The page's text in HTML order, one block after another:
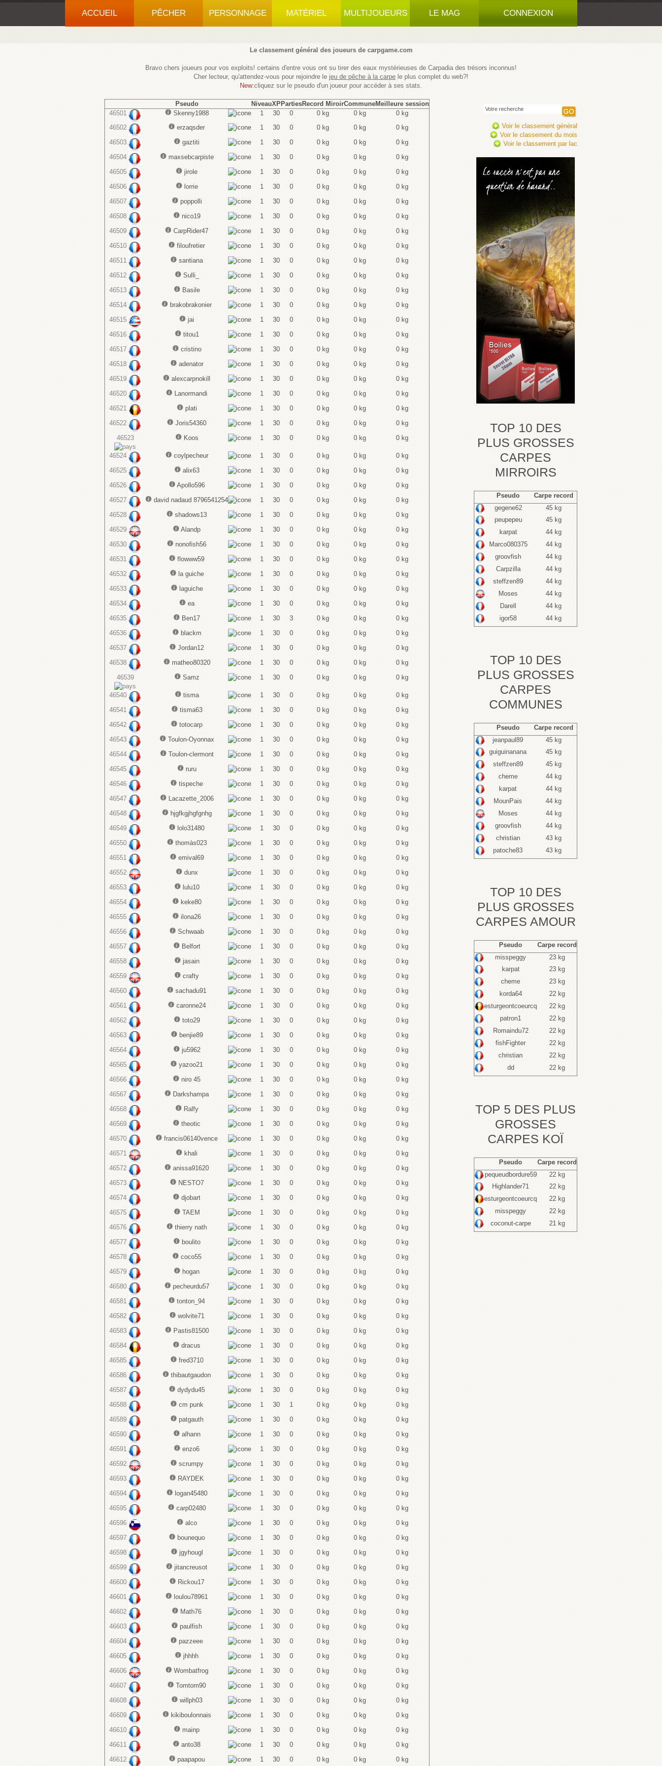
ACCUEIL PÊCHER PERSONNAGE MATÉRIEL MULTIJOUEURS LE MAG CONNEXION
Le classement général des joueurs de carpgame.com
Bravo chers joueurs pour vos exploits! certains d'entre vous ont su tirer des eaux mystérieuses de Carpadia des trésors inconnus!
Cher lecteur, qu'attendez-vous pour rejoindre lejeu de pêche à la carpele plus complet du web?!
New:cliquez sur le pseudo d'un joueur pour accéder à ses stats.
Pseudo NiveauXPPartiesRecord MiroirCommuneMeilleure session
46501
Skenny1988 1 30 0 0 kg 0 kg
0 kg
46502
erzaqsder 1 30 0 0 kg 0 kg
0 kg
46503
gaztiti 1 30 0 0 kg 0 kg
0 kg
46504
maxsebcarpiste 1 30 0 0 kg 0 kg
0 kg
46505
jirole 1 30 0 0 kg 0 kg
0 kg
46506
lorrie 1 30 0 0 kg 0 kg
0 kg
46507
poppolli 1 30 0 0 kg 0 kg
0 kg
46508
nico19 1 30 0 0 kg 0 kg
0 kg
46509
CarpRider47 1 30 0 0 kg 0 kg
0 kg
46510
filoufretier 1 30 0 0 kg 0 kg
0 kg
46511
santiana 1 30 0 0 kg 0 kg
0 kg
46512
Sulli_ 1 30 0 0 kg 0 kg
0 kg
46513
Basile 1 30 0 0 kg 0 kg
0 kg
46514
brakobrakonier 1 30 0 0 kg 0 kg
0 kg
46515
jai 1 30 0 0 kg 0 kg
0 kg
46516
titou1 1 30 0 0 kg 0 kg
0 kg
46517
cristino 1 30 0 0 kg 0 kg
0 kg
46518
adenator 1 30 0 0 kg 0 kg
0 kg
46519
alexcarpnokill 1 30 0 0 kg 0 kg
0 kg
46520
Lanormandi 1 30 0 0 kg 0 kg
0 kg
46521
plati 1 30 0 0 kg 0 kg
0 kg
46522
Joris54360 1 30 0 0 kg 0 kg
0 kg
46523
Koos 1 30 0 0 kg 0 kg 0 kg
46524 coylpecheur 1 30 0 0 kg 0 kg
0 kg
46525
alix63 1 30 0 0 kg 0 kg
0 kg
46526
Apollo596 1 30 0 0 kg 0 kg
0 kg
46527
david nadaud 8796541254 1 30 0 0 kg 0 kg
0 kg
46528
shadows13 1 30 0 0 kg 0 kg
0 kg
46529
Alandp 1 30 0 0 kg 0 kg
0 kg
46530
nonofish56 1 30 0 0 kg 0 kg
0 kg
46531
flowww59 1 30 0 0 kg 0 kg
0 kg
46532
la guiche 1 30 0 0 kg 0 kg
0 kg
46533
laguiche 1 30 0 0 kg 0 kg
0 kg
46534
ea 1 30 0 0 kg 0 kg
0 kg
46535
Ben17 1 30 3 0 kg 0 kg
0 kg
46536
blackm 1 30 0 0 kg 0 kg
0 kg
46537
Jordan12 1 30 0 0 kg 0 kg
0 kg
46538
matheo80320 1 30 0 0 kg 0 kg
0 kg
46539
Samz 1 30 0 0 kg 0 kg 0 kg
46540 tisma 1 30 0 0 kg 0 kg
0 kg
46541
tisma63 1 30 0 0 kg 0 kg
0 kg
46542
totocarp 1 30 0 0 kg 0 kg
0 kg
46543
Toulon-Oyonnax 1 30 0 0 kg 0 kg
0 kg
46544
Toulon-clermont 1 30 0 0 kg 0 kg
0 kg
46545
ruru 1 30 0 0 kg 0 kg
0 kg
46546
tispeche 1 30 0 0 kg 0 kg
0 kg
46547
Lacazette_2006 1 30 0 0 kg 0 kg
0 kg
46548
hjgfkgjhgfgnhg 1 30 0 0 kg 0 kg
0 kg
46549
lolo31480 1 30 0 0 kg 0 kg
0 kg
46550
thomàs023 1 30 0 0 kg 0 kg
0 kg
46551
emival69 1 30 0 0 kg 0 kg
0 kg
46552
dunx 1 30 0 0 kg 0 kg
0 kg
46553
lulu10 1 30 0 0 kg 0 kg
0 kg
46554
keke80 1 30 0 0 kg 0 kg
0 kg
46555
ilona26 1 30 0 0 kg 0 kg
0 kg
46556
Schwaab 1 30 0 0 kg 0 kg
0 kg
46557
Belfort 1 30 0 0 kg 0 kg
0 kg
46558
jasain 1 30 0 0 kg 0 kg
0 kg
46559
crafty 1 30 0 0 kg 0 kg
0 kg
46560
sachadu91 1 30 0 0 kg 0 kg
0 kg
46561
caronne24 1 30 0 0 kg 0 kg
0 kg
46562
toto29 1 30 0 0 kg 0 kg
0 kg
46563
benjie89 1 30 0 0 kg 0 kg
0 kg
46564
ju5962 1 30 0 0 kg 0 kg
0 kg
46565
yazoo21 1 30 0 0 kg 0 kg
0 kg
46566
niro 45 1 30 0 0 kg 0 kg
0 kg
46567
Darkshampa 1 30 0 0 kg 0 kg
0 kg
46568
Ralfy 1 30 0 0 kg 0 kg
0 kg
46569
theotic 1 30 0 0 kg 0 kg
0 kg
46570
francis06140vence 1 30 0 0 kg 0 kg
0 kg
46571
khali 1 30 0 0 kg 0 kg
0 kg
46572
anissa91620 1 30 0 0 kg 0 kg
0 kg
46573
NESTO7 1 30 0 0 kg 0 kg
0 kg
46574
djobart 1 30 0 0 kg 0 kg
0 kg
46575
TAEM 1 30 0 0 kg 0 kg
0 kg
46576
thierry nath 1 30 0 0 kg 0 kg
0 kg
46577
boulito 1 30 0 0 kg 0 kg
0 kg
46578
coco55 1 30 0 0 kg 0 kg
0 kg
46579
hogan 1 30 0 0 kg 0 kg
0 kg
46580
pecheurdu57 1 30 0 0 kg 0 kg
0 kg
46581
tonton_94 1 30 0 0 kg 0 kg
0 kg
46582
wolvite71 1 30 0 0 kg 0 kg
0 kg
46583
Pastis81500 1 30 0 0 kg 0 kg
0 kg
46584
dracus 1 30 0 0 kg 0 kg
0 kg
46585
fred3710 1 30 0 0 kg 0 kg
0 kg
46586
thibautgaudon 1 30 0 0 kg 0 kg
0 kg
46587
dydydu45 1 30 0 0 kg 0 kg
0 kg
46588
cm punk 1 30 1 0 kg 0 kg
0 kg
46589
patgauth 1 30 0 0 kg 0 kg
0 kg
46590
alhann 1 30 0 0 kg 0 kg
0 kg
46591
enzo6 1 30 0 0 kg 0 kg
0 kg
46592
scrumpy 1 30 0 0 kg 0 kg
0 kg
46593
RAYDEK 1 30 0 0 kg 0 kg
0 kg
46594
logan45480 1 30 0 0 kg 0 kg
0 kg
46595
carp02480 1 30 0 0 kg 0 kg
0 kg
46596
alco 1 30 0 0 kg 0 kg
0 kg
46597
bounequo 1 30 0 0 kg 0 kg
0 kg
46598
jgyhougl 1 30 0 0 kg 0 kg
0 kg
46599
jitancreusot 1 30 0 0 kg 0 kg
0 kg
46600
Rickou17 1 30 0 0 kg 0 kg
0 kg
46601
loulou78961 1 30 0 0 kg 0 kg
0 kg
46602
Math76 1 30 0 0 kg 0 kg
0 kg
46603
paulfish 1 30 0 0 kg 0 kg
0 kg
46604
pazzeee 1 30 0 0 kg 0 kg
0 kg
46605
jhhhh 1 30 0 0 kg 0 kg
0 kg
46606
Wombatfrog 1 30 0 0 kg 0 kg
0 kg
46607
Tomtom90 1 30 0 0 kg 0 kg
0 kg
46608
willph03 1 30 0 0 kg 0 kg
0 kg
46609
kikiboulonnais 1 30 0 0 kg 0 kg
0 kg
46610
mainp 1 30 0 0 kg 0 kg
0 kg
46611
anto38 1 30 0 0 kg 0 kg
0 kg
46612
paapapou 1 30 0 0 kg 0 kg 0 kg
Voir le classement général
Voir le classement du mois
Voir le classement par lac
TOP 10 DES
PLUS GROSSES
CARPES
MIRROIRS
Pseudo
Carpe record
gegene62
45 kg
peupepeu
45 kg
karpat
44 kg
Marco080375
44 kg
groovfish
44 kg
Carpzilla
44 kg
steffzen89
44 kg
Moses
44 kg
Darell
44 kg
igor58
44 kg
TOP 10 DES
PLUS GROSSES
CARPES
COMMUNES
Pseudo
Carpe record
jeanpaul89
45 kg
guiguinanana
45 kg
steffzen89
45 kg
cheme
44 kg
karpat
44 kg
MounPais
44 kg
Moses
44 kg
groovfish
44 kg
christian
43 kg
patoche83
43 kg
TOP 10 DES
PLUS GROSSES
CARPES AMOUR
Pseudo
Carpe record
misspeggy
23 kg
karpat
23 kg
cheme
23 kg
korda64
22 kg
esturgeontcoeurcq
22 kg
patron1
22 kg
Romaindu72
22 kg
fishFighter
22 kg
christian
22 kg
dd
22 kg
TOP 5 DES PLUS
GROSSES
CARPES KOÏ
Pseudo
Carpe record
pequeudbordure59
22 kg
Highlander71
22 kg
esturgeontcoeurcq
22 kg
misspeggy
22 kg
coconut-carpe
21 kg